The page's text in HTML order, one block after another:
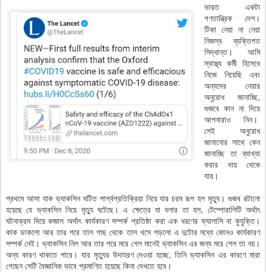
ভারত একটা
গণতান্ত্রিক দেশ।
টিকা নেয়া না নেয়া
নিজস্ব ব্যক্তিগত
সিদ্ধান্ত। আমি
স্বাস্থ্য কর্মী হিসেবে
নিজে নিয়েছি এবং
অন্যদের নেয়ার
অনুরোধ জানাচ্ছি,
গুজবে কান না দিয়ে
আপনারাও নিন।
সেই অনুরোধ
জানানোর সাথে কেন
জানাচ্ছি তা ব্যাখ্যা
করার দায় থেকে
যায়।
প্রথমে আসা যাক ভ্যাকসিন ঘটিত পার্শ্বপ্রতিক্রিয়া নিয়ে যার চরম রূপ হল মৃত্যু। গুজব রটানো
হয়েছে যে ভ্যাকসিন নিয়ে মৃত্যু ঘটেছে। এ ক্ষেত্রে যা বলার তা হল, টেম্পোরালিটি অর্থাৎ
ঘটনাক্রম দিয়ে কজাল অর্থাৎ কার্যকারণ সম্পর্ক প্রতিষ্ঠা করা এক ধরণের ফ্যালাসি বা কুযুক্তি।
কাক ডাকলো আর তার পরে তাল গাছ থেকে তাল খসে পড়লো এ দুটোর মধ্যে কোনও কার্যকারণ
সম্পর্ক নেই। ভ্যাকসিন নিল আর তার পরে মরে গেল মানেই ভ্যাকসিন এর জন্য মরে গেল তা নয়।
অন্য কারণ থাকতে পারে। যার মৃত্যুর উদাহরণ দেওয়া হচ্ছে, তিনি ভ্যাকসিন এর কারণে মারা
গেছেন সেটি বৈজ্ঞানিক ভাবে প্রমাণিত হয়েছে কিনা দেখতে হবে।